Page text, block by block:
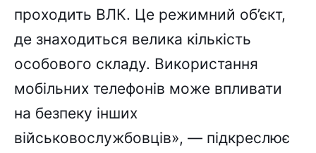
проходить ВЛК. Це режимний об’єкт,
де знаходиться велика кількість
особового складу. Використання
мобільних телефонів може впливати
на безпеку інших
військовослужбовців», — підкреслює